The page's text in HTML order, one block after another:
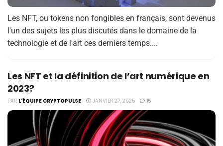
Les NFT, ou tokens non fongibles en français, sont devenus
l'un des sujets les plus discutés dans le domaine de la
technologie et de l'art ces derniers temps....
Les NFT et la définition de l’art numérique en
2023?
PAR L'ÉQUIPE CRYPTOPULSE JANVIER 27, 2025 15